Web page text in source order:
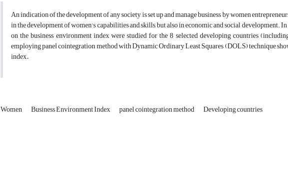
An indication of the development of any society, is set up and manage business by women
in the development of women's capabilities and skills, but also in economic and social development.
on the business environment index were studied for the 8 selected developing countries
employing panel cointegration method with Dynamic Ordinary Least Squares (DOLS) technique
index.
Women Business Environment Index panel cointegration method Developing countries